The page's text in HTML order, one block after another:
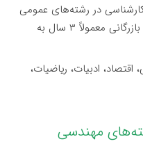
در رشته‌های عمومی
مانند علوم انسانی، علوم پایه و بازرگانی معمولاً ۳ سال به
ادبیات، ریاضیات،
مهندسی